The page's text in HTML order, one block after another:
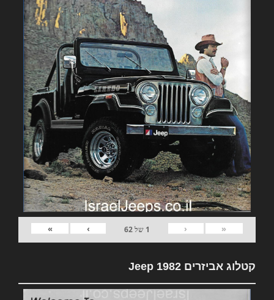
«
‹
1 של62
›
»
קטלוג אביזרים 1982 Jeep